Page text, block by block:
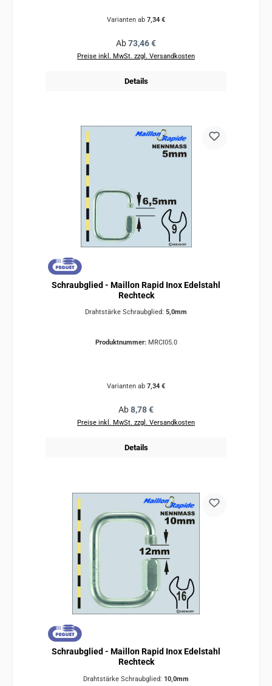
Varianten ab 7,34 €
Regulärer Preis:
Ab73,46 €
Preise inkl. MwSt. zzgl. Versandkosten
Details
Schraubglied - Maillon Rapid Inox Edelstahl
Rechteck
Drahtstärke Schraubglied: 5,0mm
Produktnummer: MRCI05.0
Varianten ab 7,34 €
Regulärer Preis:
Ab8,78 €
Preise inkl. MwSt. zzgl. Versandkosten
Details
Schraubglied - Maillon Rapid Inox Edelstahl
Rechteck
Drahtstärke Schraubglied: 10,0mm